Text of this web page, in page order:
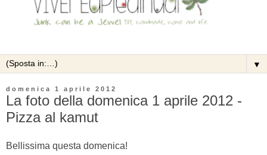
▼
domenica 1 aprile 2012
La foto della domenica 1 aprile 2012 -
Pizza al kamut
Bellissima questa domenica!